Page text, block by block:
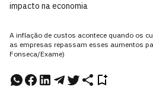
impacto na economia
A inflação de custos acontece quando os
as empresas repassam esses aumentos
Fonseca/Exame)